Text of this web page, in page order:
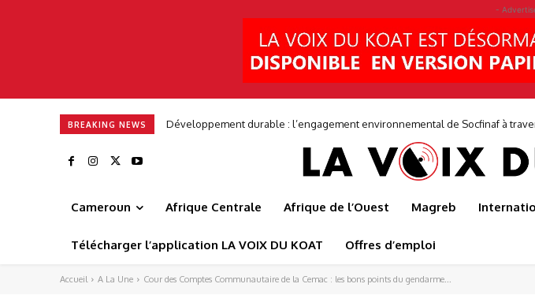
-
BREAKING NEWS
Frédéric Augé : « Nous voulons bâtir une entreprise où les décisions
Cameroun Afrique Centrale Afrique de l’Ouest Magreb
Télécharger l’application LA VOIX DU KOAT Offres d’emploi
Accueil A La Une Cour des Comptes Communautaire de la Cemac : les bons points du gendarme...